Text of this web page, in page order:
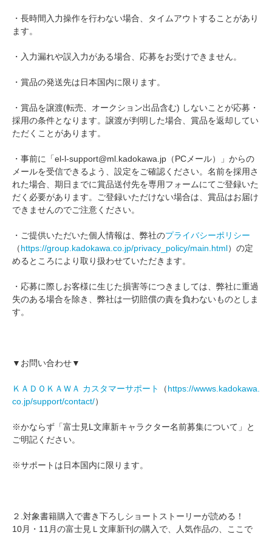
・長時間入力操作を行わない場合、タイムアウトすることがあり
ます。
・入力漏れや誤入力がある場合、応募をお受けできません。
・賞品の発送先は日本国内に限ります。
・賞品を譲渡(転売、オークション出品含む) しないことが応募・
採用の条件となります。譲渡が判明した場合、賞品を返却してい
ただくことがあります。
・事前に「el-l-support@ml.kadokawa.jp（PCメール）」からの
メールを受信できるよう、設定をご確認ください。名前を採用さ
れた場合、期日までに賞品送付先を専用フォームにてご登録いた
だく必要があります。ご登録いただけない場合は、賞品はお届け
できませんのでご注意ください。
・ご提供いただいた個人情報は、弊社のプライバシーポリシー
（https://group.kadokawa.co.jp/privacy_policy/main.html）の定
めるところにより取り扱わせていただきます。
・応募に際しお客様に生じた損害等につきましては、弊社に重過
失のある場合を除き、弊社は一切賠償の責を負わないものとしま
す。
▼お問い合わせ▼
ＫＡＤＯＫＡＷＡ カスタマーサポート （https://wwws.kadokawa.
co.jp/support/contact/）
※かならず「富士見L文庫新キャラクター名前募集について」と
ご明記ください。
※サポートは日本国内に限ります。
２.対象書籍購入で書き下ろしショートストーリーが読める！
10月・11月の富士見Ｌ文庫新刊の購入で、人気作品の、ここで